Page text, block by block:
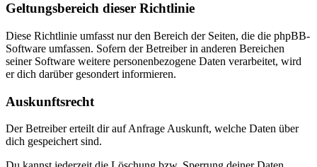
Geltungsbereich dieser Richtlinie
Diese Richtlinie umfasst nur den Bereich der Seiten, die die phpBB-
Software umfassen. Sofern der Betreiber in anderen Bereichen
seiner Software weitere personenbezogene Daten verarbeitet, wird
er dich darüber gesondert informieren.
Auskunftsrecht
Der Betreiber erteilt dir auf Anfrage Auskunft, welche Daten über
dich gespeichert sind.